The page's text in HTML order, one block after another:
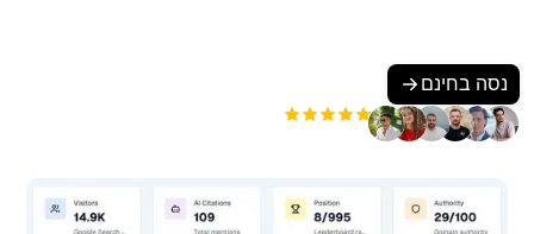
נסה בחינם
+3'000